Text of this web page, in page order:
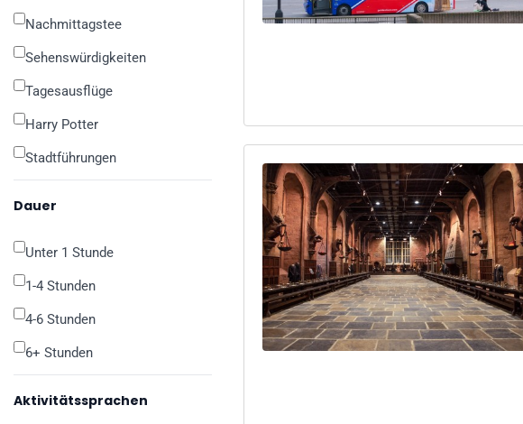
Nachmittagstee
Sehenswürdigkeiten
Tagesausflüge
Harry Potter
Stadtführungen
Dauer
Unter 1 Stunde
1-4 Stunden
4-6 Stunden
6+ Stunden
Aktivitätssprachen